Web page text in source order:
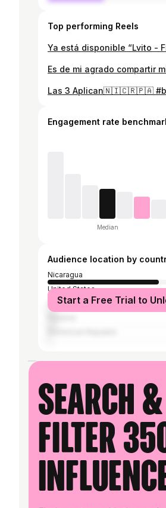
Top performing Reels
Engagement rate
Median
Audience location by
Nicaragua
United States
Costa Rica
Start a Free Trial to
Search &
filter